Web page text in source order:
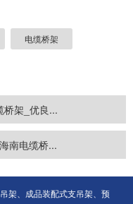
电缆桥架
桥架_优良...
南电缆桥...
架、成品装配式支吊架、预